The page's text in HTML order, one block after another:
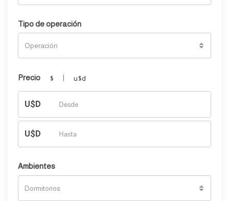
Tipo de operación
Operación
Precio $ u$d
U$D
U$D
Ambientes
Dormitorios